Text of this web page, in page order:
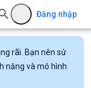
Đăng nhập
rãi. Bạn nên sử
năng và mô hình